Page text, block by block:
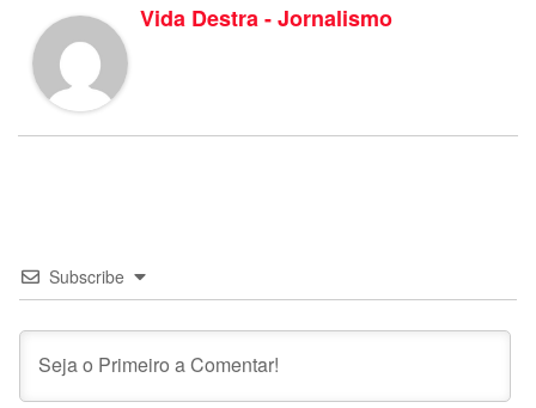
Vida Destra - Jornalismo
Subscribe